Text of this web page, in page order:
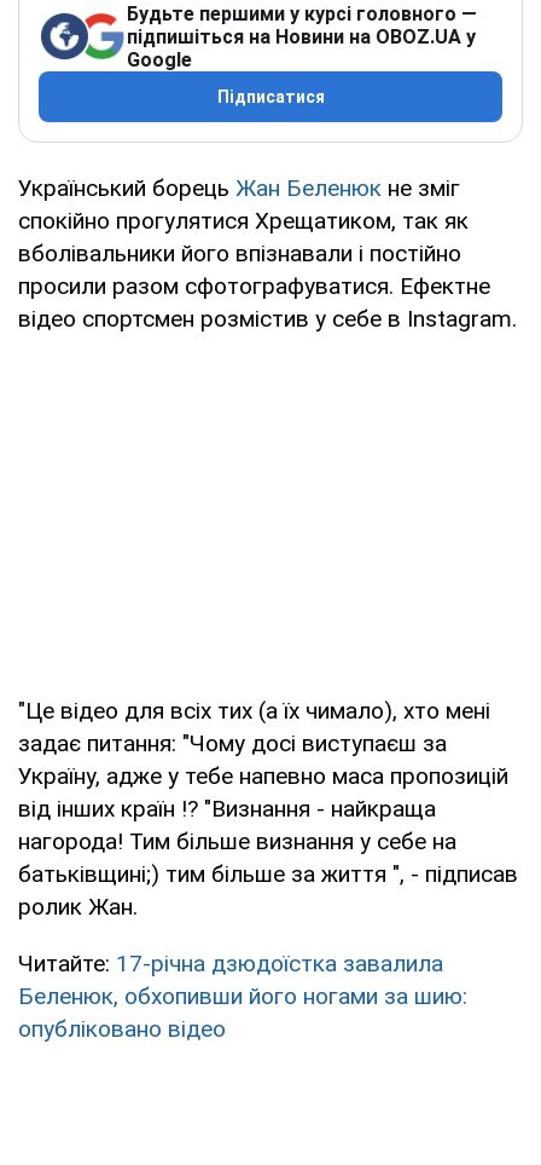
Будьте першими у курсі головного —
підпишіться на Новини на OBOZ.UA у
Google
Підписатися
Український борець Жан Беленюк не зміг
спокійно прогулятися Хрещатиком, так як
вболівальники його впізнавали і постійно
просили разом сфотографуватися. Ефектне
відео спортсмен розмістив у себе в Instagram.
"Це відео для всіх тих (а їх чимало), хто мені
задає питання: "Чому досі виступаєш за
Україну, адже у тебе напевно маса пропозицій
від інших країн !? "Визнання - найкраща
нагорода! Тим більше визнання у себе на
батьківщині;) тим більше за життя ", - підписав
ролик Жан.
Читайте: 17-річна дзюдоїстка завалила
Беленюк, обхопивши його ногами за шию:
опубліковано відео